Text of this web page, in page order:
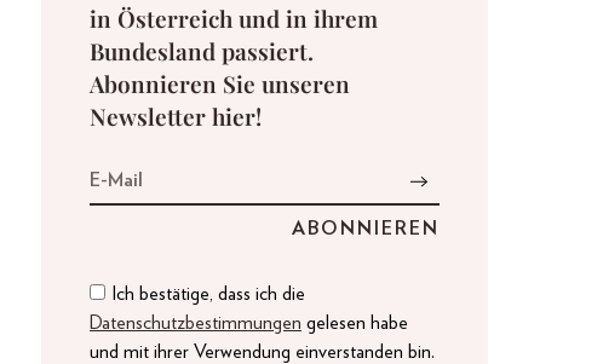
in Österreich und in ihrem
Bundesland passiert.
Abonnieren Sie unseren
Newsletter hier!
Ich bestätige, dass ich die
Datenschutzbestimmungen gelesen habe
und mit ihrer Verwendung einverstanden bin.